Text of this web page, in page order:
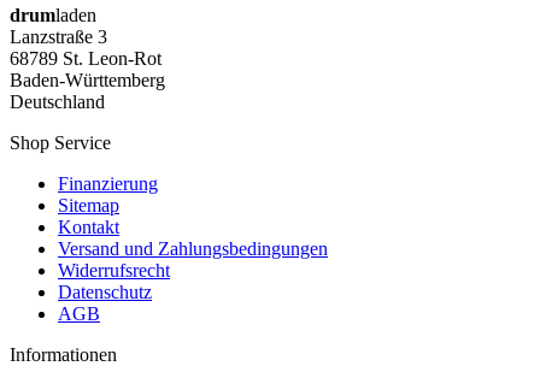
drumladen
Lanzstraße 3
68789 St. Leon-Rot
Baden-Württemberg
Deutschland
Shop Service
Finanzierung
Sitemap
Kontakt
Versand und Zahlungsbedingungen
Widerrufsrecht
Datenschutz
AGB
Informationen